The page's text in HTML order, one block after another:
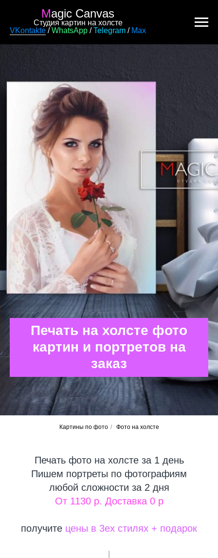
Magic Canvas
Студия картин на холсте
VKontakte /WhatsApp / Telegram / Max
Печать на холсте фото
картин и портретов на
заказ
Картины по фото / Фото на холсте
Печать фото на холсте за 1 день
Пишем портреты по фотографиям
любой сложности за 2 дня
От 1130 р. Доставка 0 р
получите цены в 3ех стилях + подарок